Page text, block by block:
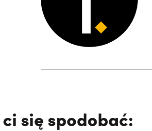
się spodobać: